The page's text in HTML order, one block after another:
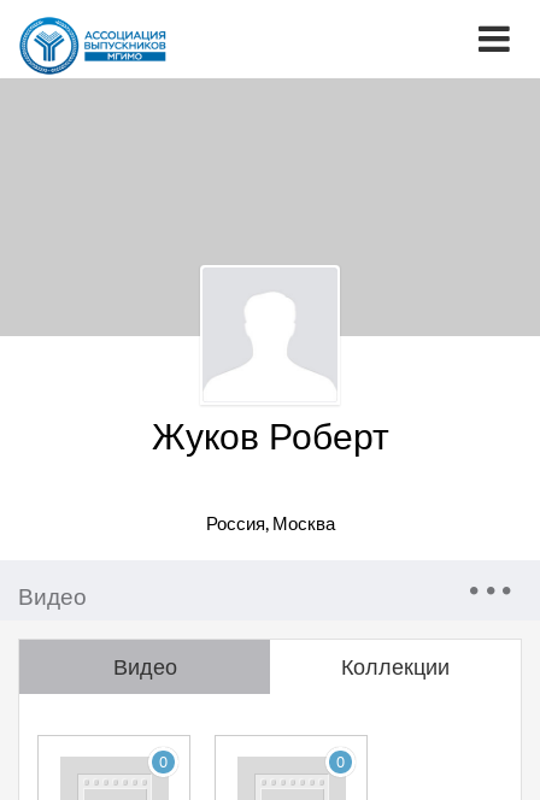
Жуков Роберт
Россия, Москва
Видео
Видео Коллекции
0 0